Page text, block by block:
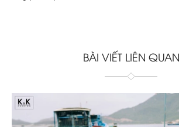
BÀI VIẾT LIÊN QUAN